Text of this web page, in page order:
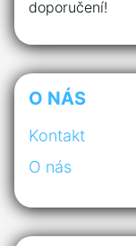
doporučení!
O NÁS
Kontakt
O nás